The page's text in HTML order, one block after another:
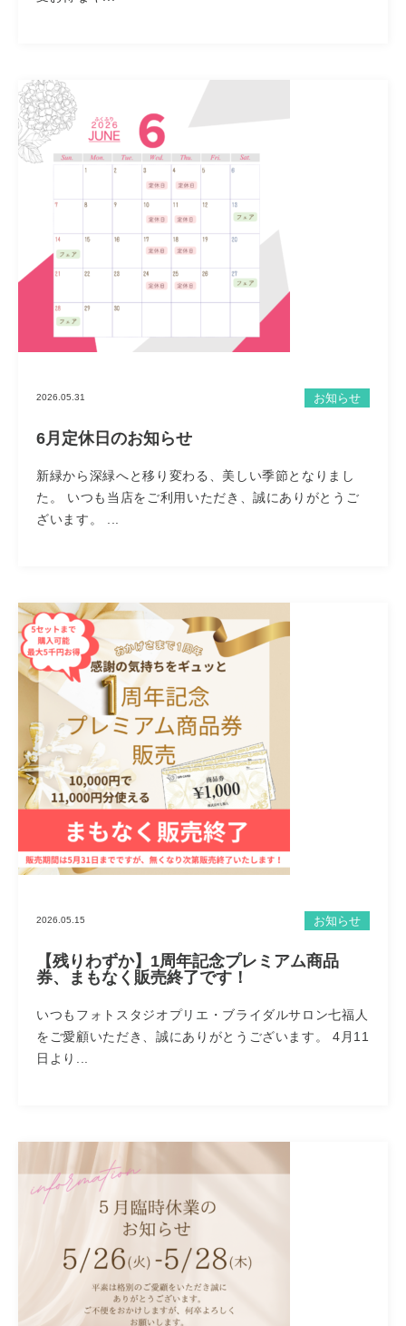
2026.05.31 お知らせ
6月定休日のお知らせ
新緑から深緑へと移り変わる、美しい季節となりまし
た。 いつも当店をご利用いただき、誠にありがとうご
ざいます。 ...
2026.05.15 お知らせ
【残りわずか】1周年記念プレミアム商品
券、まもなく販売終了です！
いつもフォトスタジオプリエ・ブライダルサロン七福人
をご愛顧いただき、誠にありがとうございます。 4月11
日より...